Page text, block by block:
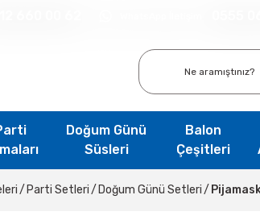
Doğum Günü
Süsleri
Balon
Çeşitleri
Parti Setleri Doğum Günü Setleri